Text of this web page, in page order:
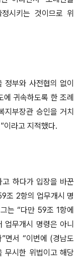
시키는 것이므로 위
정부와 사전협의 없이
귀속하도록 한 조례
부장관 승인을 거치
이라고 지적했다.
하다가 입장을 바꾼
조 2항의 업무개시 명
는 “다만 59조 1항에
무개시 명령은 아니
면서 “이번에 (경남도
무시한 위법이고 해당